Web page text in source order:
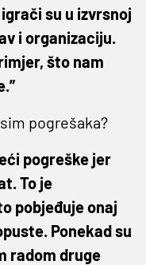
su u izvrsnoj
i organizaciju.
što nam
pogrešaka?
pogreške jer
To je
pobjeđuje onaj
Ponekad su
radom druge